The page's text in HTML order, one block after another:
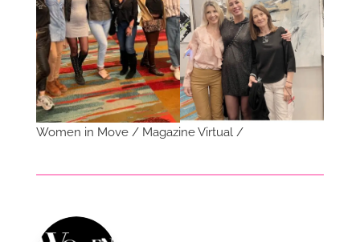
Women in Move / Magazine Virtual /